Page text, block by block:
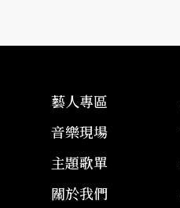
藝人專區
音樂現場
主題歌單
關於我們